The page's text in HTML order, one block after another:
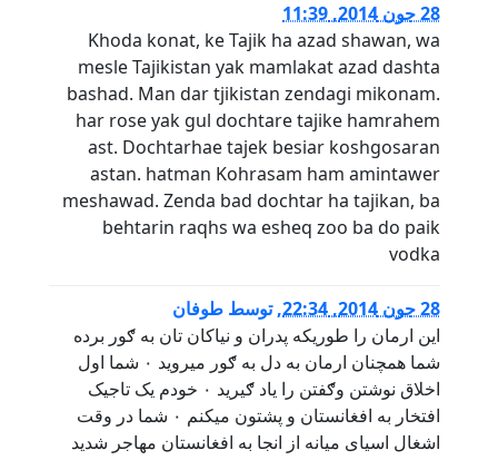
28 جون 2014, 11:39
Khoda konat, ke Tajik ha azad shawan, wa
mesle Tajikistan yak mamlakat azad dashta
bashad. Man dar tjikistan zendagi mikonam.
har rose yak gul dochtare tajike hamrahem
ast. Dochtarhae tajek besiar koshgosaran
astan. hatman Kohrasam ham amintawer
meshawad. Zenda bad dochtar ha tajikan, ba
behtarin raqhs wa esheq zoo ba do paik
vodka
28 جون 2014, 22:34 ,توسط طوفان
این ارمان را طوریکه پدران و نیاکان تان به ګور برده
شما همچنان ارمان به دل به ګور میروید ۰ شما اول
اخلاق نوشتن وګفتن را یاد ګیرید ۰ خودم یک تاجیک
افتخار به افغانستان و پشتون میکنم ۰ شما در وقت
اشغال اسیای میانه از انجا به افغانستان مهاجر شدید